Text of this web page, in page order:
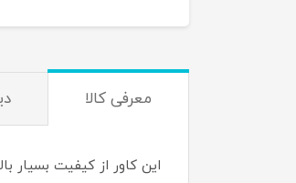
معرفی کالا
این کاور از کیفیت بسیار